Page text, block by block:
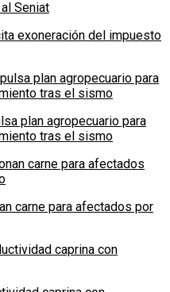
exoneración del impuesto
plan agropecuario para
tras el sismo
carne para afectados por